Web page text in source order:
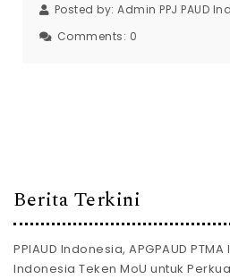
Posted by: Admin PPJ PAUD
Comments: 0
Berita Terkini
PPIAUD Indonesia, APGPAUD
Indonesia Teken MoU untuk